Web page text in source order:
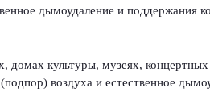
дымоудаление и поддержания
домах культуры, музеях,
воздуха и естественное